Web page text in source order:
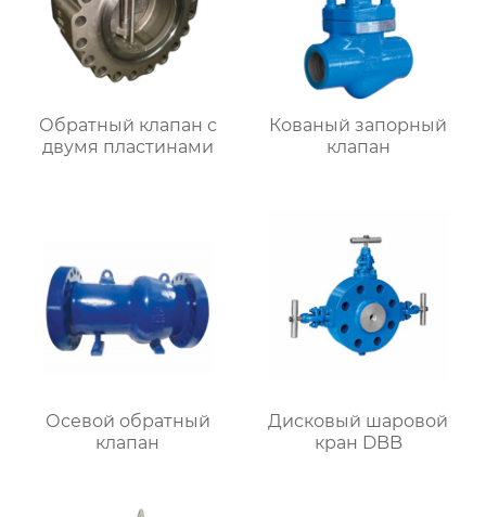
Обратный клапан с
двумя пластинами
Кованый запорный
клапан
Осевой обратный
клапан
Дисковый шаровой
кран DBB